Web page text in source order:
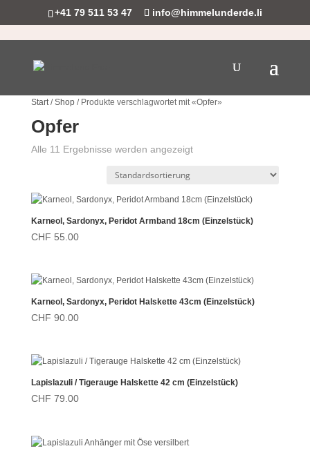
+41 79 511 53 47 info@himmelunderde.li
Start/Shop/ Produkte verschlagwortet mit «Opfer»
Opfer
Alle 11 Ergebnisse werden angezeigt
Karneol, Sardonyx, Peridot Armband 18cm (Einzelstück)
CHF 55.00
Karneol, Sardonyx, Peridot Halskette 43cm (Einzelstück)
CHF 90.00
Lapislazuli / Tigerauge Halskette 42 cm (Einzelstück)
CHF 79.00